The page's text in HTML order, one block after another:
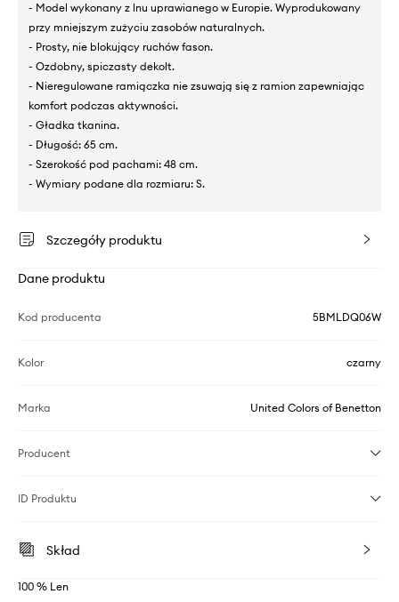
- Model wykonany z lnu uprawianego w Europie. Wyprodukowany
przy mniejszym zużyciu zasobów naturalnych.
- Prosty, nie blokujący ruchów fason.
- Ozdobny, spiczasty dekolt.
- Nieregulowane ramiączka nie zsuwają się z ramion zapewniając
komfort podczas aktywności.
- Gładka tkanina.
- Długość: 65 cm.
- Szerokość pod pachami: 48 cm.
- Wymiary podane dla rozmiaru: S.
Szczegóły produktu
Dane produktu
Kod producenta 5BMLDQ06W
Kolor czarny
Marka United Colors of Benetton
Producent
ID Produktu
Skład
100 % Len